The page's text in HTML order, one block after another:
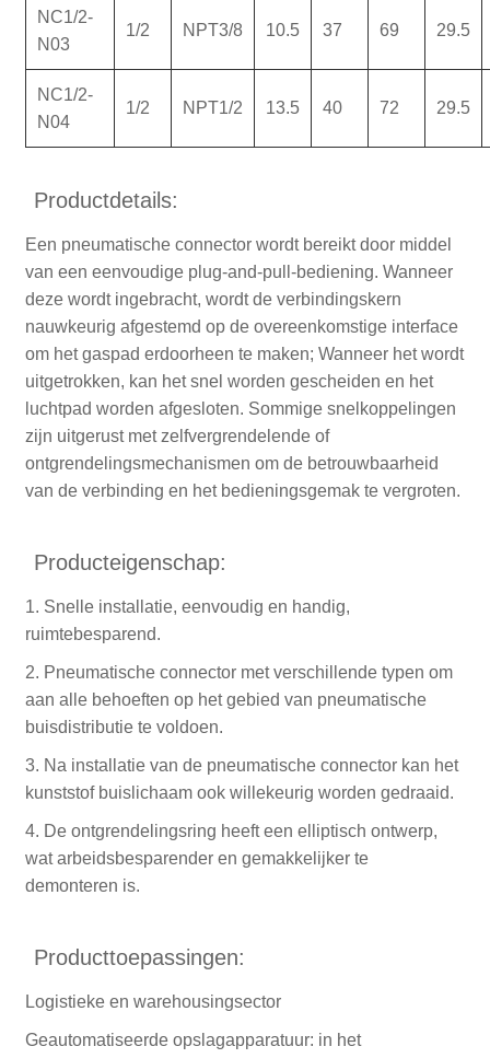
NC1/2-
N03
1/2 NPT3/8 10.5 37 69 29.5
NC1/2-
N04
1/2 NPT1/2 13.5 40 72 29.5
Productdetails:
Een pneumatische connector wordt bereikt door middel
van een eenvoudige plug-and-pull-bediening. Wanneer
deze wordt ingebracht, wordt de verbindingskern
nauwkeurig afgestemd op de overeenkomstige interface
om het gaspad erdoorheen te maken; Wanneer het wordt
uitgetrokken, kan het snel worden gescheiden en het
luchtpad worden afgesloten. Sommige snelkoppelingen
zijn uitgerust met zelfvergrendelende of
ontgrendelingsmechanismen om de betrouwbaarheid
van de verbinding en het bedieningsgemak te vergroten.
Producteigenschap:
1. Snelle installatie, eenvoudig en handig,
ruimtebesparend.
2. Pneumatische connector met verschillende typen om
aan alle behoeften op het gebied van pneumatische
buisdistributie te voldoen.
3. Na installatie van de pneumatische connector kan het
kunststof buislichaam ook willekeurig worden gedraaid.
4. De ontgrendelingsring heeft een elliptisch ontwerp,
wat arbeidsbesparender en gemakkelijker te
demonteren is.
Producttoepassingen:
Logistieke en warehousingsector
Geautomatiseerde opslagapparatuur: in het